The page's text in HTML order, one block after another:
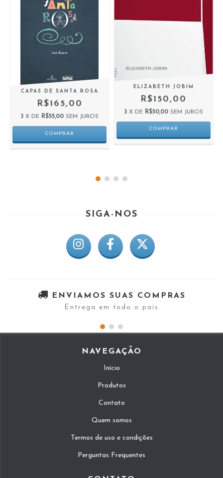
CAPAS DE SANTA ROSA
R$165,00
3 X DE R$55,00 SEM JUROS
ELIZABETH JOBIM
R$150,00
3 X DE R$50,00 SEM JUROS
SIGA-NOS
ENVIAMOS SUAS COMPRAS
Entrega em todo o país
NAVEGAÇÃO
Início
Produtos
Contato
Quem somos
Termos de uso e condições
Perguntas Frequentes